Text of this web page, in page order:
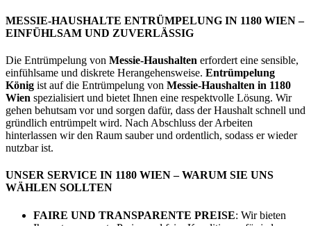
MESSIE-HAUSHALTE ENTRÜMPELUNG IN 1180 WIEN –
EINFÜHLSAM UND ZUVERLÄSSIG
Die Entrümpelung von Messie-Haushalten erfordert eine sensible,
einfühlsame und diskrete Herangehensweise. Entrümpelung
König ist auf die Entrümpelung von Messie-Haushalten in 1180
Wien spezialisiert und bietet Ihnen eine respektvolle Lösung. Wir
gehen behutsam vor und sorgen dafür, dass der Haushalt schnell und
gründlich entrümpelt wird. Nach Abschluss der Arbeiten
hinterlassen wir den Raum sauber und ordentlich, sodass er wieder
nutzbar ist.
UNSER SERVICE IN 1180 WIEN – WARUM SIE UNS
WÄHLEN SOLLTEN
FAIRE UND TRANSPARENTE PREISE: Wir bieten